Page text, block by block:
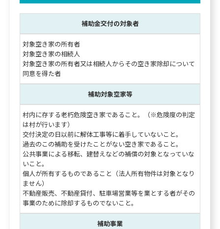
補助金交付の対象者
対象空き家の所有者
対象空き家の相続人
対象空き家の所有者又は相続人からその空き家除却について
同意を得た者
補助対象空家等
村内に存する老朽危険空き家であること。（※危険度の判定
は村が行います）
交付決定の日以前に解体工事等に着手していないこと。
過去のこの補助を受けたことがない空き家であること。
公共事業による移転、建替えなどの補償の対象となっていな
いこと。
個人が所有するものであること（法人所有物件は対象となり
ません）
不動産販売、不動産貸付、駐車場営業等を業とする者がその
事業のために除却するものでないこと。
補助事業